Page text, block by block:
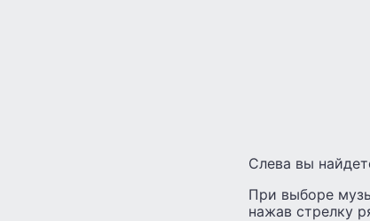
Слева вы
При выборе
нажав стрелку